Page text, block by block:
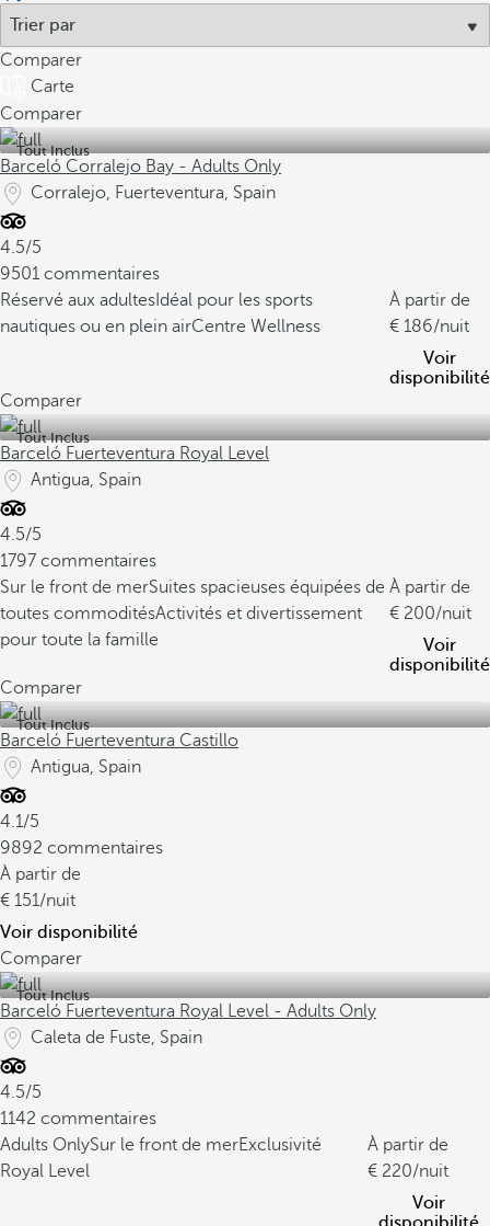
Comparer
Carte
Comparer
Tout Inclus
Barceló Corralejo Bay - Adults Only
Corralejo, Fuerteventura, Spain
4.5/5
9501 commentaires
Réservé aux adultes Idéal pour les sports
nautiques ou en plein airCentre Wellness
À partir de
186/nuit
Voir
disponibilité
Comparer
Tout Inclus
Barceló Fuerteventura Royal Level
Antigua, Spain
4.5/5
1797 commentaires
Sur le front de merSuites spacieuses équipées de
toutes commoditésActivités et divertissement
pour toute la famille
À partir de
200/nuit
Voir
disponibilité
Comparer
Tout Inclus
Barceló Fuerteventura Castillo
Antigua, Spain
4.1/5
9892 commentaires
À partir de
151/nuit
Voir disponibilité
Comparer
Tout Inclus
Barceló Fuerteventura Royal Level - Adults Only
Caleta de Fuste, Spain
4.5/5
1142 commentaires
Adults OnlySur le front de merExclusivité
Royal Level
À partir de
220/nuit
Voir